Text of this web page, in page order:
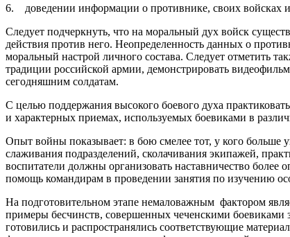
6. доведении информации о противнике, своих войсках и
Следует подчеркнуть, что на моральный дух войск
действия против него. Неопределенность данных о
моральный настрой личного состава. Следует отметить
традиции российской армии, демонстрировать
сегодняшним солдатам.
С целью поддержания высокого боевого духа
и характерных приемах, используемых боевиками в
Опыт войны показывает: в бою смелее тот, у кого больше
слаживания подразделений, сколачивания экипажей,
воспитатели должны организовать наставничество
помощь командирам в проведении занятия по изучению
На подготовительном этапе немаловажным фактором
примеры бесчинств, совершенных чеченскими боевиками
готовились и распространялись соответствующие